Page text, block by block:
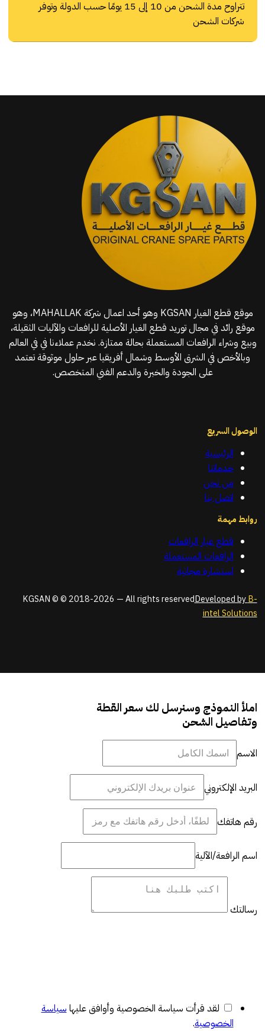
تتراوح مدة الشحن من 10 إلى 15 يومًا حسب الدولة وتوفر
شركات الشحن
موقع قطع الغيار KGSAN وهو أحد اعمال شركة MAHALLAK، وهو
موقع رائد في مجال توريد قطع الغيار الأصلية للرافعات والآليات الثقيلة،
وبيع وشراء الرافعات المستعملة بحالة ممتازة. نخدم عملاءنا في في العالم
وبالأخص في الشرق الأوسط وشمال أفريقيا عبر حلول موثوقة تعتمد
على الجودة والخبرة والدعم الفني المتخصص.
الوصول السريع
الرئيسية
خدماتنا
من نحن
اتصل بنا
روابط مهمة
قطع غيار الرافعات
الرافعات المستعملة
استشارة مجانية
KGSAN © © 2018-2026 — All rights reservedDeveloped byB-
intel Solutions
املأ النموذج وسنرسل لك سعر القطة
وتفاصيل الشحن
الاسم
البريد الإلكتروني
رقم هاتفك
اسم الرافعة/الآلية
رسالتك
لقد قرأت سياسة الخصوصية وأوافق عليها سياسة
الخصوصية.